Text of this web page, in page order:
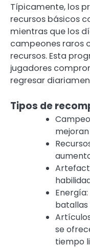
Típicamente, los
recursos básicos
mientras que los
campeones raros
recursos. Esta
jugadores
regresar
Tipos de
batallas
se
tiempo